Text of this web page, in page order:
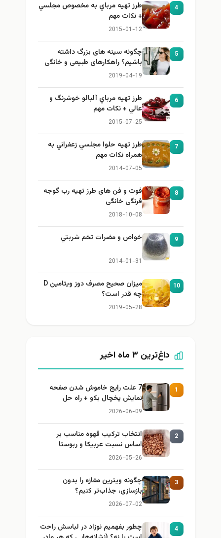
4
طرز تهيه مرباي به مخصوص مجلسي
+ نكات مهم
2015-01-12
5
چگونه سینه های بزرگ داشته
باشیم؟ راهکارهای طبیعی و خانگی
برای بزرگ کردن سینه
2019-04-19
6
طرز تهيه مرباي آلبالو خوشرنگ و
عالي + نكات مهم
2015-07-25
7
طرز تهيه حلوا مجلسي زعفراني به
همراه نكات مهم
2014-07-05
8
فوت و فن های طرز تهیه رب گوجه
فرنگی خانگی
2018-10-08
9 خواص و مضرات تخم شربتي
2014-01-31
10
میزان صحیح مصرف دوز ویتامین D
چه قدر است؟
2019-05-28
داغ‌ترین ۳ ماه اخیر
1
7 علت رایج خاموش شدن صفحه
نمایش یخچال بکو + راه حل
2026-06-09
2
انتخاب ترکیب قهوه مناسب بر
اساس نسبت عربیکا و ربوستا
2026-05-26
3
چگونه ویترین مغازه را بدون
بازسازی، جذاب‌تر کنیم؟
2026-07-02
4
چطور بفهمیم نوزاد در لباسش راحت